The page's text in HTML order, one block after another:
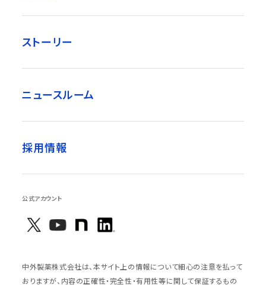
ストーリー
ニュースルーム
採用情報
公式アカウント
中外製薬株式会社は、本サイト上の情報について細心の注意を払って
おりますが、内容の正確性・完全性・有用性等に関して保証するもの